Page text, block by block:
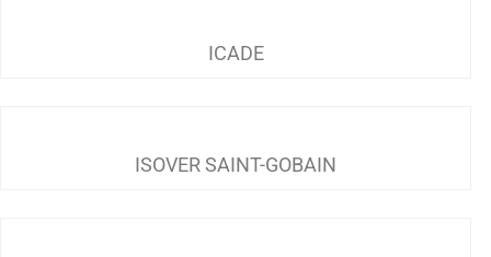
ICADE
ISOVER SAINT-GOBAIN